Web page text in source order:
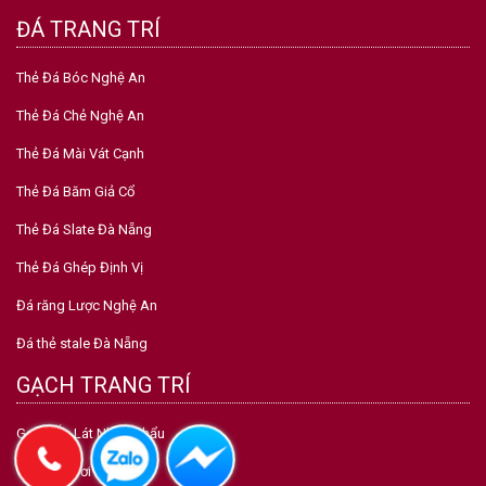
ĐÁ TRANG TRÍ
Thẻ Đá Bóc Nghệ An
Thẻ Đá Chẻ Nghệ An
Thẻ Đá Mài Vát Cạnh
Thẻ Đá Băm Giả Cổ
Thẻ Đá Slate Đà Nẵng
Thẻ Đá Ghép Định Vị
Đá răng Lược Nghệ An
Đá thẻ stale Đà Nẵng
GẠCH TRANG TRÍ
Gạch Ốp Lát Nhập Khẩu
Gạch Bể Bơi Mosaic